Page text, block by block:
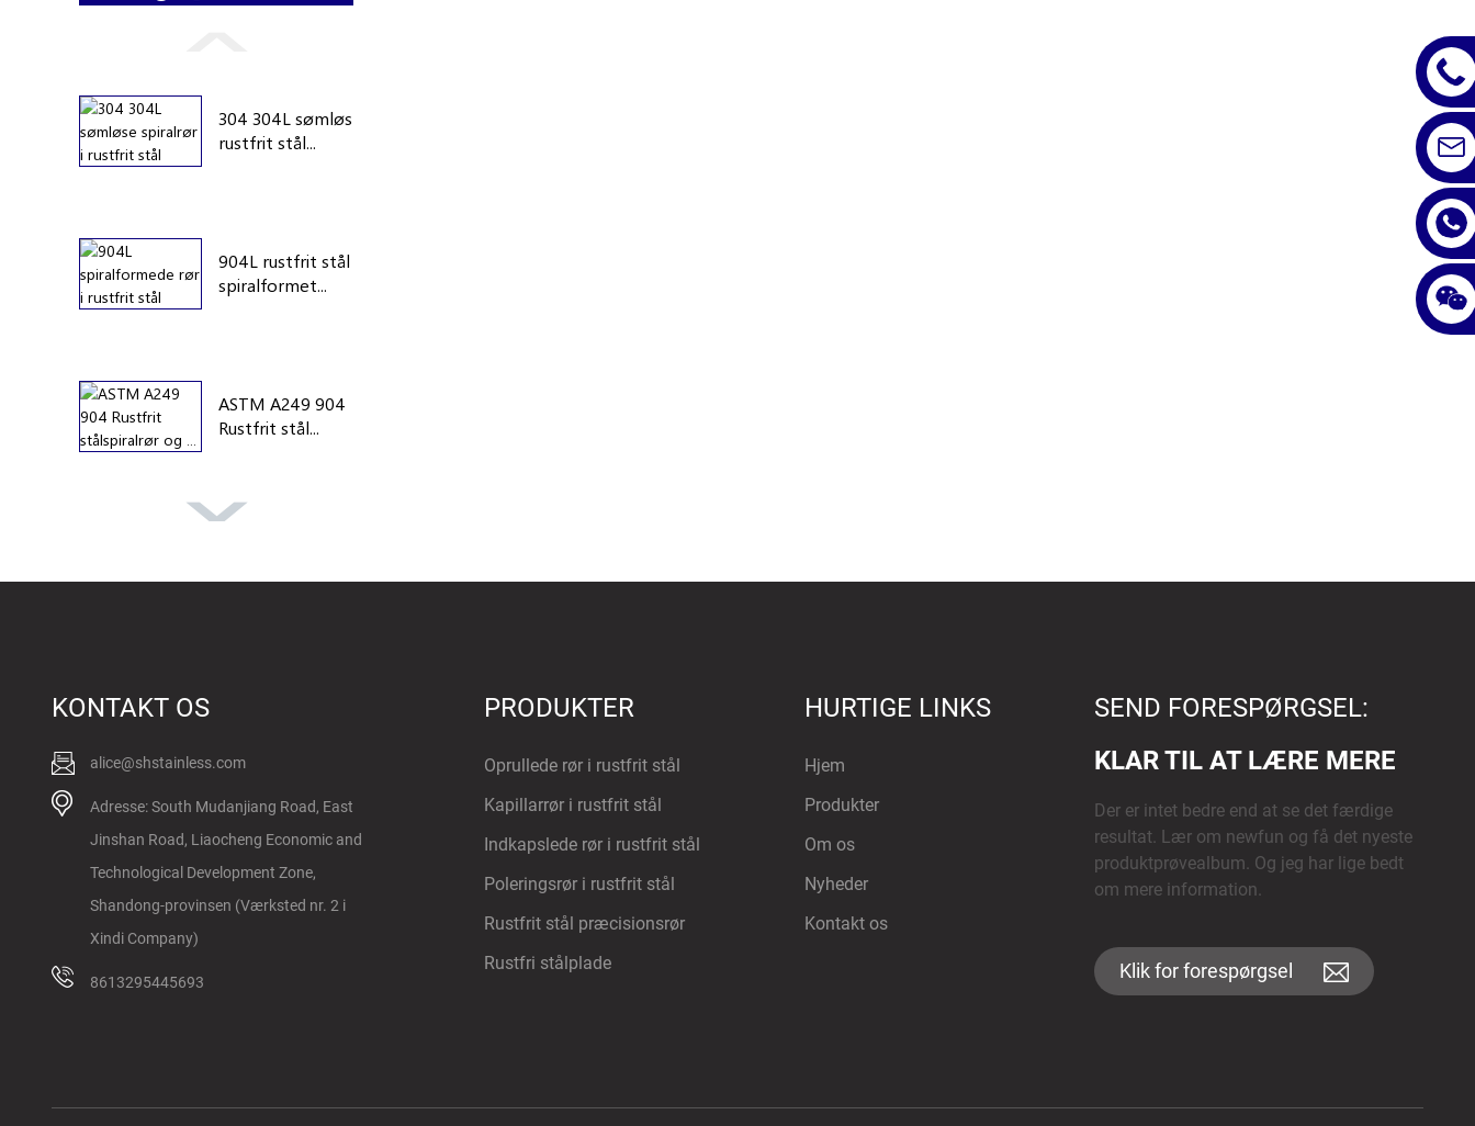
304 304L sømløs
rustfrit stål...
904L rustfrit stål
spiralformet...
ASTM A249 904
Rustfrit stål...
KONTAKT OS
alice@shstainless.com
Adresse: South Mudanjiang Road, East
Jinshan Road, Liaocheng Economic and
Technological Development Zone,
Shandong-provinsen (Værksted nr. 2 i
Xindi Company)
8613295445693
PRODUKTER
Oprullede rør i rustfrit stål
Kapillarrør i rustfrit stål
Indkapslede rør i rustfrit stål
Poleringsrør i rustfrit stål
Rustfrit stål præcisionsrør
Rustfri stålplade
HURTIGE LINKS
Hjem
Produkter
Om os
Nyheder
Kontakt os
SEND FORESPØRGSEL:
KLAR TIL AT LÆRE MERE
Der er intet bedre end at se det færdige
resultat. Lær om newfun og få det nyeste
produktprøvealbum. Og jeg har lige bedt
om mere information.
Klik for forespørgsel